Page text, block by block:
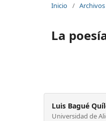
Inicio / Archivos
La
Luis Bagué
Universidad de